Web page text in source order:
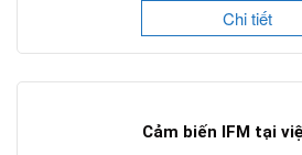
Chi tiết
Cảm biến IFM tại